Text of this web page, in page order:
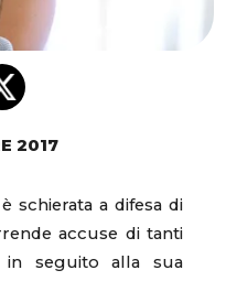
2017
schierata a difesa di
accuse di tanti
in seguito alla sua